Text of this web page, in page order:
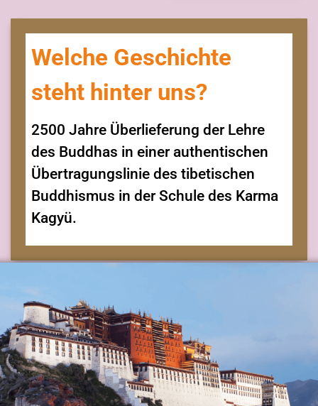
Welche Geschichte
steht hinter uns?
2500 Jahre Überlieferung der Lehre
des Buddhas in einer authentischen
Übertragungslinie des tibetischen
Buddhismus in der Schule des Karma
Kagyü.